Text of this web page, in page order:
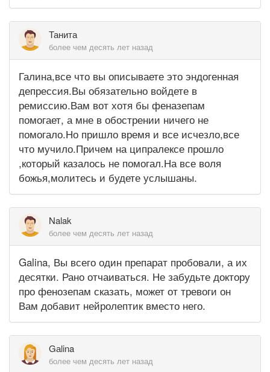
Танита
более чем десять лет назад
Галина,все что вы описываете это эндогенная
депрессия.Вы обязательно войдете в
ремиссию.Вам вот хотя бы феназепам
помогает, а мне в обострении ничего не
помогало.Но пришло время и все исчезло,все
что мучило.Причем на ципралексе прошло
,который казалось не помогал.На все воля
божья,молитесь и будете услышаны.
Nalak
более чем десять лет назад
Galina, Вы всего один препарат пробовали, а их
десятки. Рано отчаиваться. Не забудьте доктору
про фенозепам сказать, может от тревоги он
Вам добавит нейролептик вместо него.
Gаlina
более чем десять лет назад